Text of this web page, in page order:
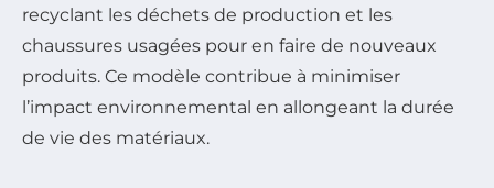
recyclant les déchets de production et les
chaussures usagées pour en faire de nouveaux
produits. Ce modèle contribue à minimiser
l’impact environnemental en allongeant la durée
de vie des matériaux.